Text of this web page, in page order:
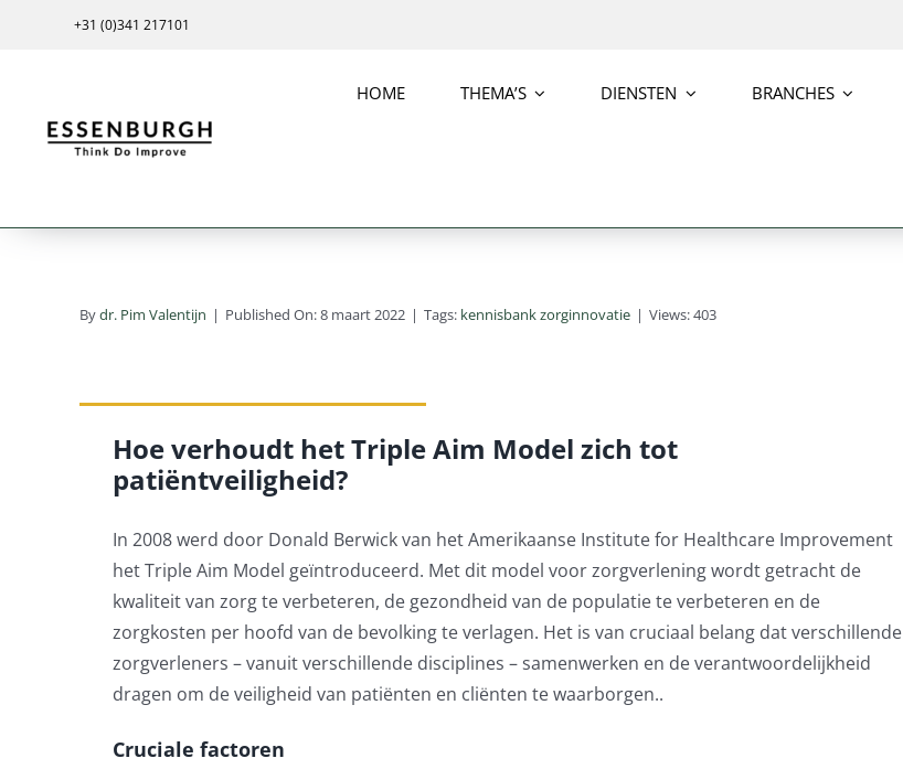
+31 (0)341 217101
HOME THEMA’S DIENSTEN BRANCHES
Bydr. Pim Valentijn | Published On: 8 maart 2022 | Tags: kennisbank zorginnovatie | Views: 403
Hoe verhoudt het Triple Aim Model zich tot
patiëntveiligheid?
In 2008 werd door Donald Berwick van het Amerikaanse Institute for Healthcare Improvement
het Triple Aim Model geïntroduceerd. Met dit model voor zorgverlening wordt getracht de
kwaliteit van zorg te verbeteren, de gezondheid van de populatie te verbeteren en de
zorgkosten per hoofd van de bevolking te verlagen. Het is van cruciaal belang dat verschillende
zorgverleners – vanuit verschillende disciplines – samenwerken en de verantwoordelijkheid
dragen om de veiligheid van patiënten en cliënten te waarborgen..
Cruciale factoren